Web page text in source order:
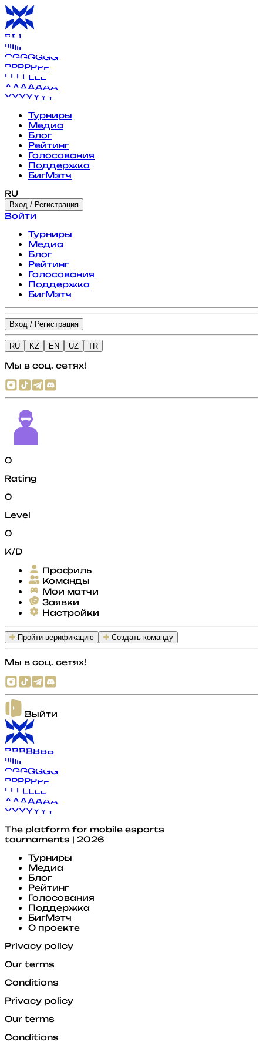
B B B
IIIIIII
GGGGGGG
PPPPPPP
L L L LLLL
A AAAAAA
YYYYY Y Y
Турниры
Медиа
Блог
Рейтинг
Голосования
Поддержка
БигМэтч
RU
Вход / Регистрация
Войти
Турниры
Медиа
Блог
Рейтинг
Голосования
Поддержка
БигМэтч
Вход / Регистрация
RU KZ EN UZ TR
Мы в соц. сетях!
0
Rating
0
Level
0
K/D
Профиль
Команды
Мои матчи
Заявки
Настройки
Пройти верификацию Создать команду
Мы в соц. сетях!
Выйти
BBBBBBB
IIIIIII
GGGGGGG
PPPPPPP
L L L LLLL
A AAAAAA
YYYYY Y Y
The platform for mobile esports
tournaments | 2026
Турниры
Медиа
Блог
Рейтинг
Голосования
Поддержка
БигМэтч
О проекте
Privacy policy
Our terms
Conditions
Privacy policy
Our terms
Conditions